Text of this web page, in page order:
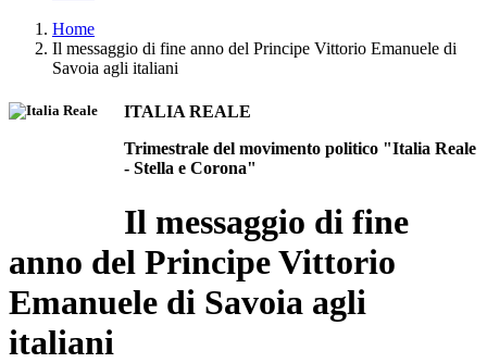
Home
Il messaggio di fine anno del Principe Vittorio Emanuele di
Savoia agli italiani
ITALIA REALE
Trimestrale del movimento politico "Italia Reale
- Stella e Corona"
Il messaggio di fine
anno del Principe Vittorio
Emanuele di Savoia agli
italiani